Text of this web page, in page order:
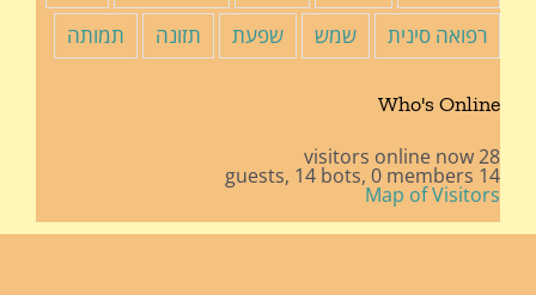
רפואה סינית
שמש שפעת תזונה תמותה
Who's Online
28 visitors online now
14 guests,
14 bots, 0 members
Map of Visitors